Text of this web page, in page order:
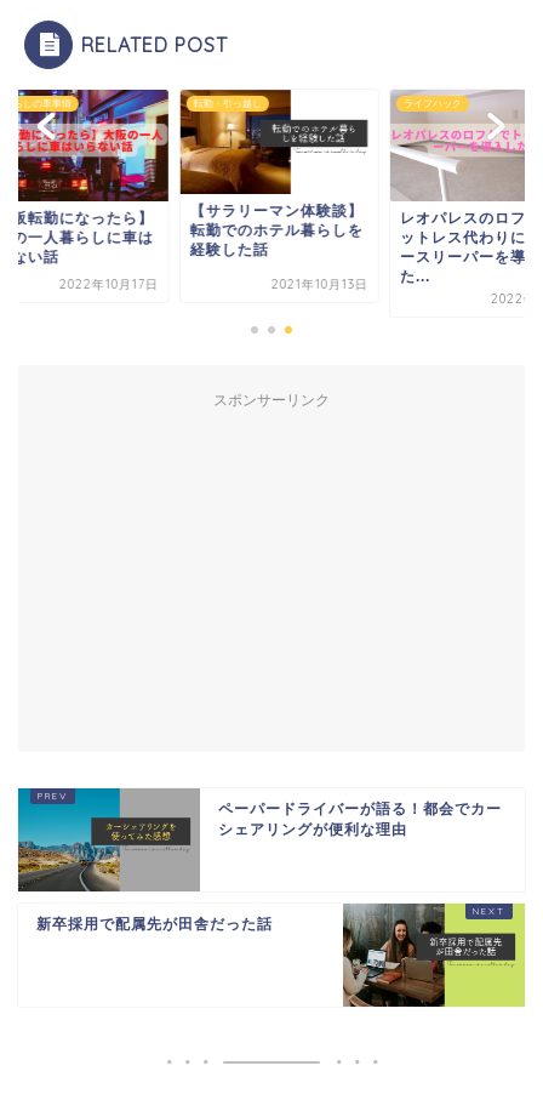
RELATED POST
らしの車事情
阪転勤になったら】
の一人暮らしに車は
ない話
2022年10月17日
転勤・引っ越し
【サラリーマン体験談】
転勤でのホテル暮らしを
経験した話
2021年10月13日
ライフハック
レオパレスのロフト
ットレス代わりにト
ースリーパーを導入
た...
2022年9
スポンサーリンク
ペーパードライバーが語る！都会でカー
シェアリングが便利な理由
新卒採用で配属先が田舎だった話